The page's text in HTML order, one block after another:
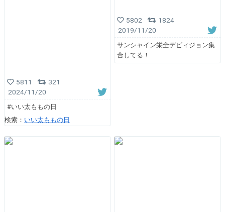
5811
321
2024/11/20
#いい太ももの日
検索： いい太ももの日
5802
1824
2019/11/20
サンシャイン栄全デビィジョン集
合してる！